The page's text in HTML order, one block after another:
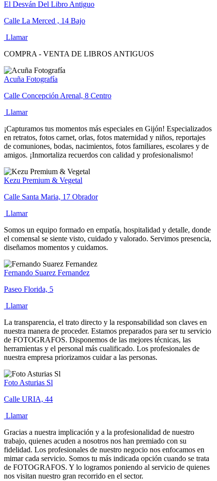
El Desván Del Libro Antiguo
Calle La Merced , 14 Bajo
Llamar
COMPRA - VENTA DE LIBROS ANTIGUOS
Acuña Fotografía
Calle Concepción Arenal, 8 Centro
Llamar
¡Capturamos tus momentos más especiales en Gijón! Especializados
en retratos, fotos carnet, orlas, fotos maternidad y niños, reportajes
de comuniones, bodas, nacimientos, fotos familiares, escolares y de
amigos. ¡Inmortaliza recuerdos con calidad y profesionalismo!
Kezu Premium & Vegetal
Calle Santa Maria, 17 Obrador
Llamar
Somos un equipo formado en empatía, hospitalidad y detalle, donde
el comensal se siente visto, cuidado y valorado. Servimos presencia,
diseñamos momentos y cuidamos.
Fernando Suarez Fernandez
Paseo Florida, 5
Llamar
La transparencia, el trato directo y la responsabilidad son claves en
nuestra manera de proceder. Estamos preparados para ser tu servicio
de FOTOGRAFOS. Disponemos de las mejores técnicas, las
herramientas y el personal más cualificado. Los profesionales de
nuestra empresa priorizamos cuidar a las personas.
Foto Asturias Sl
Calle URIA, 44
Llamar
Gracias a nuestra implicación y a la profesionalidad de nuestro
trabajo, quienes acuden a nosotros nos han premiado con su
fidelidad. Los profesionales de nuestro negocio nos enfocamos en
mimar cada servicio. Somos tu más indicada opción cuando se trata
de FOTOGRAFOS. Y lo logramos poniendo al servicio de quienes
nos visitan nuestro gran recorrido en el sector.